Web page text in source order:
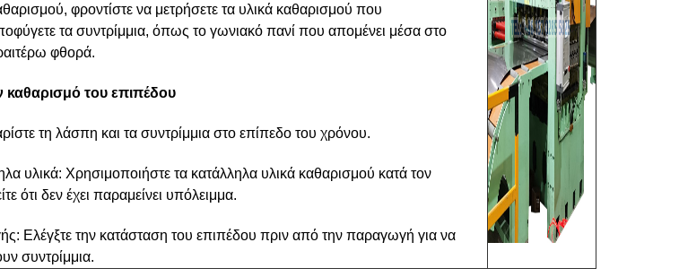
φροντίστε να μετρήσετε τα υλικά καθαρισμού που
τα συντρίμμια, όπως το γωνιακό πανί που απομένει μέσα στο
φθορά.
καθαρισμό του επιπέδου
τη λάσπη και τα συντρίμμια στο επίπεδο του χρόνου.
υλικά: Χρησιμοποιήστε τα κατάλληλα υλικά καθαρισμού κατά τον
ότι δεν έχει παραμείνει υπόλειμμα.
Ελέγξτε την κατάσταση του επιπέδου πριν από την παραγωγή για να
συντρίμμια.